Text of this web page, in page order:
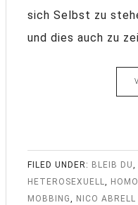
sich Selbst zu
und dies auch zu
FILED UNDER: BLEIB DU,
HETEROSEXUELL,
MOBBING, NICO ABRELL